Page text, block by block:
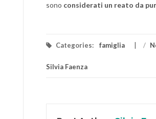
sono considerati un reato da
Categories: famiglia /
Silvia Faenza